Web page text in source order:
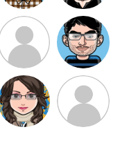
مهدی فرهمند مهدی سلطانی
سامان راحمی امیردلتا